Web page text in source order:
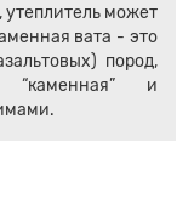
утеплитель может
вата - это
пород,
“каменная” и